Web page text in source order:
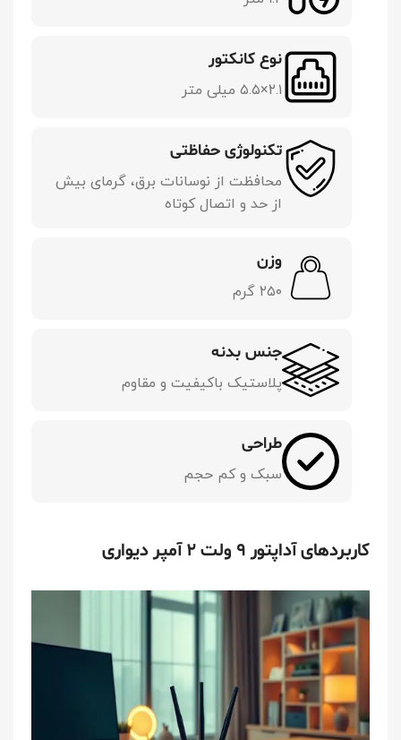
نوع کانکتور
۲.۱×۵.۵ میلی متر
تکنولوژی حفاظتی
محافظت از نوسانات برق، گرمای بیش
از حد و اتصال کوتاه
وزن
۲۵۰ گرم
جنس بدنه
پلاستیک باکیفیت و مقاوم
طراحی
سبک و کم حجم
کاربردهای آداپتور ۹ ولت 2 آمپر دیواری